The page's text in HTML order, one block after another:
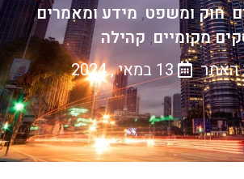
, חוק ומשפט, מידע ומאמרים,
מקומיים, קהילה
האתר
13 במאי , 2024